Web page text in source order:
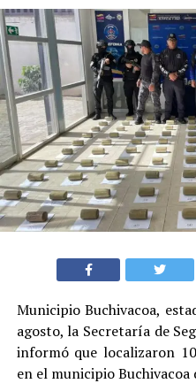
Municipio Buchivacoa,
agosto, la Secretaría de
informó que localizaron
en el municipio Buchivacoa